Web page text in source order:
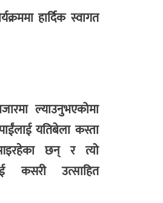
हार्दिक स्वागत
ल्याउनुभएकोमा
यतिबेला कस्ता
आइरहेका छन् र त्यो
कसरी उत्साहित